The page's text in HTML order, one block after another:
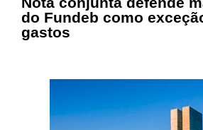
do Fundeb como
gastos